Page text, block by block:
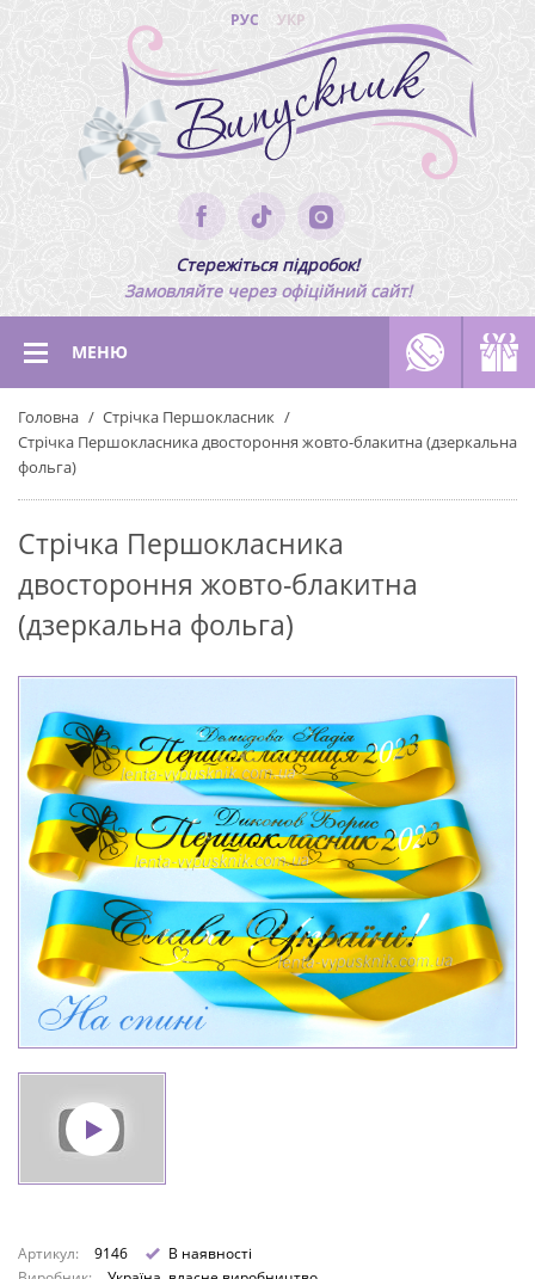
РУС УКР
Стережіться підробок!
Замовляйте через офіційний сайт!
МЕНЮ
Головна
Стрічка Першокласник
Стрічка Першокласника двостороння жовто-блакитна (дзеркальна
фольга)
Стрічка Першокласника
двостороння жовто-блакитна
(дзеркальна фольга)
Артикул: 9146
В наявності